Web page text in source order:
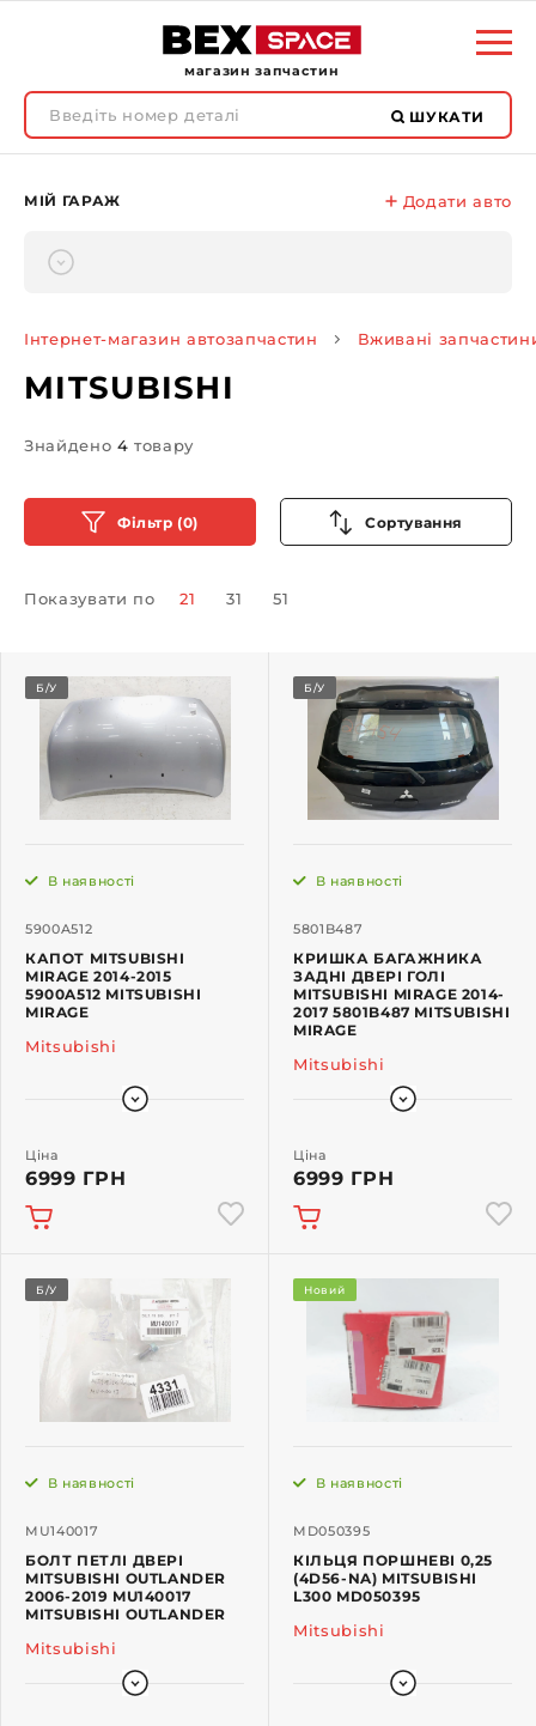
магазин запчастин
ШУКАТИ
МІЙ ГАРАЖ Додати авто
Інтернет-магазин автозапчастин Вживані
MITSUBISHI
Знайдено 4 товару
Фільтр (0) Сортування
Показувати по 21 31 51
Б/У
5900A512
В наявності
КАПОТ MITSUBISHI
MIRAGE 2014-2015
5900A512 MITSUBISHI
MIRAGE
Mitsubishi
Ціна
6999 ГРН
Б/У
5801B487
В наявності
КРИШКА БАГАЖНИКА
ЗАДНІ ДВЕРІ ГОЛІ
MITSUBISHI MIRAGE 2014-
2017 5801B487 MITSUBISHI
MIRAGE
Mitsubishi
Ціна
6999 ГРН
Б/У
MU140017
В наявності
БОЛТ ПЕТЛІ ДВЕРІ
MITSUBISHI OUTLANDER
2006-2019 MU140017
MITSUBISHI OUTLANDER
Mitsubishi
Новий
MD050395
В наявності
КІЛЬЦЯ ПОРШНЕВІ 0,25
(4D56-NA) MITSUBISHI
L300 MD050395
Mitsubishi